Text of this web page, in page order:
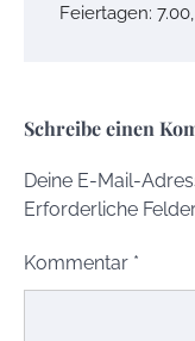
Feiertagen: 7.00,
Schreibe einen
Deine E-Mail-
Erforderliche
Kommentar *